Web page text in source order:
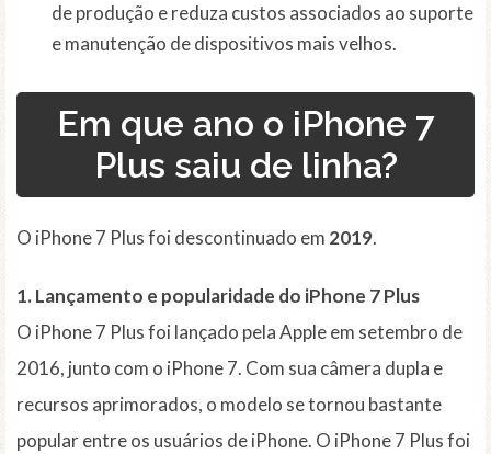
de produção e reduza custos associados ao suporte
e manutenção de dispositivos mais velhos.
Em que ano o iPhone 7
Plus saiu de linha?
O iPhone 7 Plus foi descontinuado em 2019.
1. Lançamento e popularidade do iPhone 7 Plus
O iPhone 7 Plus foi lançado pela Apple em setembro de
2016, junto com o iPhone 7. Com sua câmera dupla e
recursos aprimorados, o modelo se tornou bastante
popular entre os usuários de iPhone. O iPhone 7 Plus foi